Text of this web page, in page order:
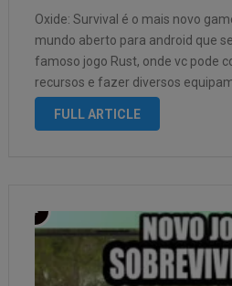
Oxide: Survival é o mais novo
mundo aberto para android que
famoso jogo Rust, onde vc pode
recursos e fazer diversos
jogo conta com o Modo
FULL ARTICLE